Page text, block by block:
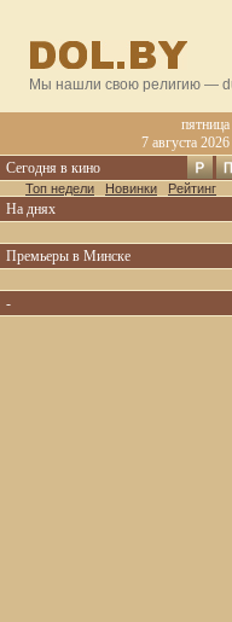
Мы нашли свою религию —
пятница
7 августа 2026
Сегодня в кино
Топ недели Новинки Рейтинг
На днях
Премьеры в Минске
-